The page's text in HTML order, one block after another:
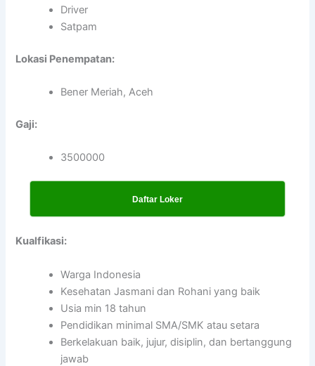
Driver
Satpam
Lokasi Penempatan:
Bener Meriah, Aceh
Gaji:
3500000
Daftar Loker
Kualfikasi:
Warga Indonesia
Kesehatan Jasmani dan Rohani yang baik
Usia min 18 tahun
Pendidikan minimal SMA/SMK atau setara
Berkelakuan baik, jujur, disiplin, dan bertanggung
jawab